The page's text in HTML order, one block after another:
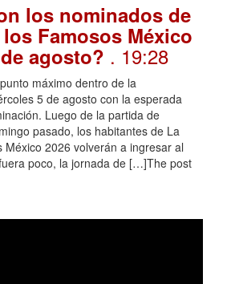
los nominados de
los Famosos México
agosto? . 19:28
máximo dentro de la
5 de agosto con la esperada
Luego de la partida de
pasado, los habitantes de La
México 2026 volverán a ingresar al
poco, la jornada de […]The post